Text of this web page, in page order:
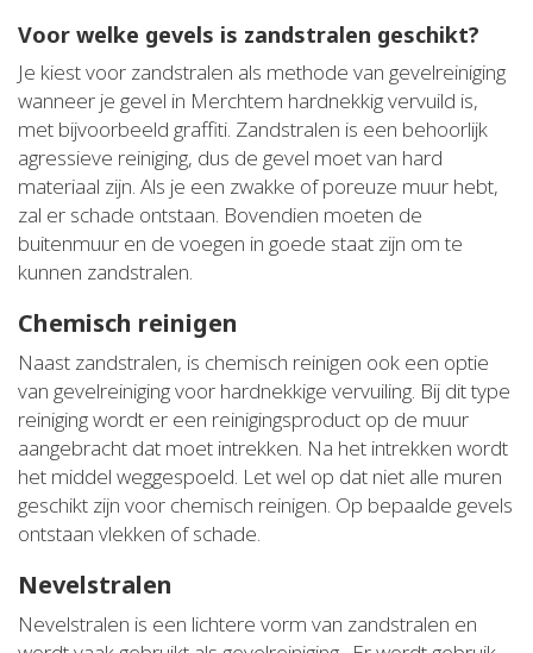
Voor welke gevels is zandstralen geschikt?
Je kiest voor zandstralen als methode van gevelreiniging
wanneer je gevel in Merchtem hardnekkig vervuild is,
met bijvoorbeeld graffiti. Zandstralen is een behoorlijk
agressieve reiniging, dus de gevel moet van hard
materiaal zijn. Als je een zwakke of poreuze muur hebt,
zal er schade ontstaan. Bovendien moeten de
buitenmuur en de voegen in goede staat zijn om te
kunnen zandstralen.
Chemisch reinigen
Naast zandstralen, is chemisch reinigen ook een optie
van gevelreiniging voor hardnekkige vervuiling. Bij dit type
reiniging wordt er een reinigingsproduct op de muur
aangebracht dat moet intrekken. Na het intrekken wordt
het middel weggespoeld. Let wel op dat niet alle muren
geschikt zijn voor chemisch reinigen. Op bepaalde gevels
ontstaan vlekken of schade.
Nevelstralen
Nevelstralen is een lichtere vorm van zandstralen en